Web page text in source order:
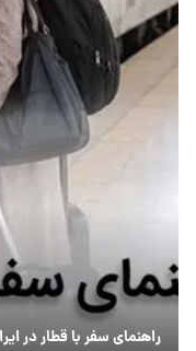
راهنمای سفر با قطار در